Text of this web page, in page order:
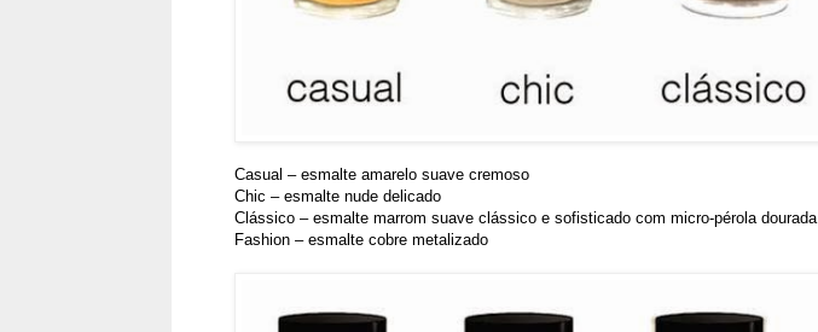
Casual – esmalte amarelo suave cremoso
Chic – esmalte nude delicado
Clássico – esmalte marrom suave clássico e sofisticado com micro-pérola dourada
Fashion – esmalte cobre metalizado